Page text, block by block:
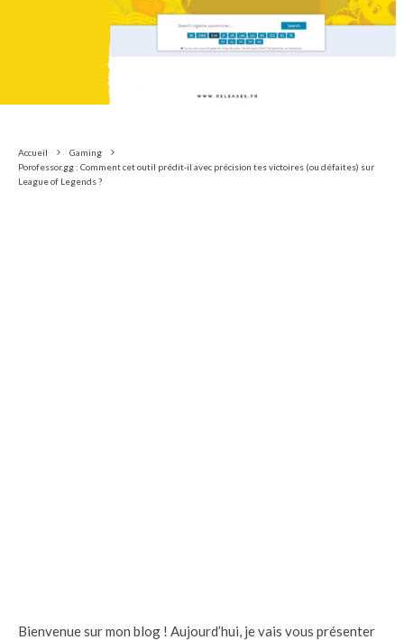
Accueil
Gaming
Porofessor.gg : Comment cet outil prédit-il avec précision tes victoires (ou défaites) sur
League of Legends ?
Bienvenue sur mon blog ! Aujourd’hui, je vais vous présenter